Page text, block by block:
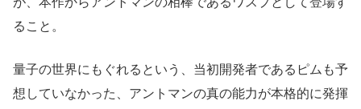
ること。
量子の世界にもぐれるという、当初開発者であるピムも予
想していなかった、アントマンの真の能力が本格的に発揮